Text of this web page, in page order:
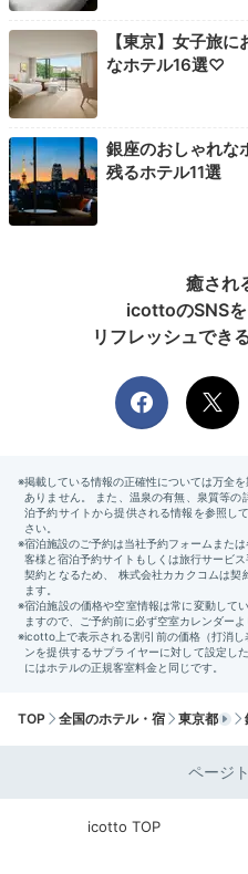
Shopping
13:00
華やかな銀座をぶら
有楽町方面へお散歩
銀座の隣街・有楽町まで、
歩。ファッションや雑貨の
ゃれなカフェでお喋りした
があっという間に過ぎてい
Return trip
15:00
スペイン流のおもて
心満たされた2日間
【東京】女子旅
なホテル16選♡
銀座のおしゃれな
残るホテル11選
癒され
icottoのSNSを
リフレッシュでき
TOP 全国のホテル・宿 東京都
ページ
icotto TOP